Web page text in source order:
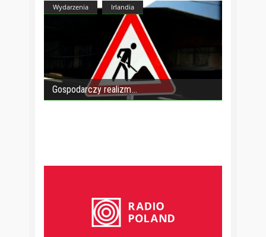
Wydarzenia Irlandia
Gospodarczy realizm